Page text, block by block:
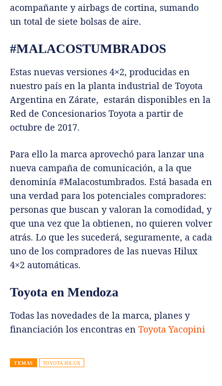
acompañante y airbags de cortina, sumando
un total de siete bolsas de aire.
#MALACOSTUMBRADOS
Estas nuevas versiones 4×2, producidas en
nuestro país en la planta industrial de Toyota
Argentina en Zárate, estarán disponibles en la
Red de Concesionarios Toyota a partir de
octubre de 2017.
Para ello la marca aprovechó para lanzar una
nueva campaña de comunicación, a la que
denominía #Malacostumbrados. Está basada en
una verdad para los potenciales compradores:
personas que buscan y valoran la comodidad, y
que una vez que la obtienen, no quieren volver
atrás. Lo que les sucederá, seguramente, a cada
uno de los compradores de las nuevas Hilux
4×2 automáticas.
Toyota en Mendoza
Todas las novedades de la marca, planes y
financiación los encontras en Toyota Yacopini
TEMAS TOYOTA HILUX